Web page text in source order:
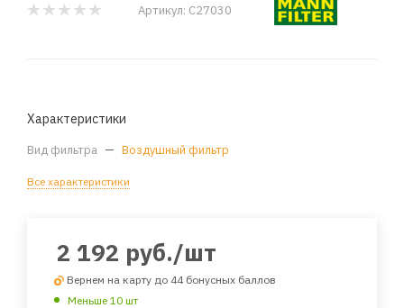
Артикул: C27030
Характеристики
Вид фильтра — Воздушный фильтр
Все характеристики
2 192 руб./шт
Вернем на карту до 44 бонусных баллов
Меньше 10 шт